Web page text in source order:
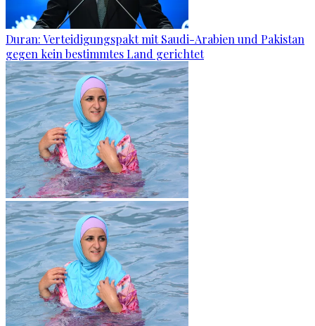
Duran: Verteidigungspakt mit Saudi-Arabien und Pakistan
gegen kein bestimmtes Land gerichtet